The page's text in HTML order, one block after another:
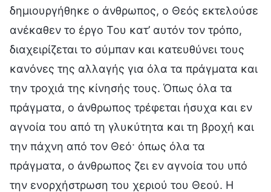
δημιουργήθηκε ο άνθρωπος, ο Θεός εκτελούσε
ανέκαθεν το έργο Του κατ’ αυτόν τον τρόπο,
διαχειρίζεται το σύμπαν και κατευθύνει τους
κανόνες της αλλαγής για όλα τα πράγματα και
την τροχιά της κίνησής τους. Όπως όλα τα
πράγματα, ο άνθρωπος τρέφεται ήσυχα και εν
αγνοία του από τη γλυκύτητα και τη βροχή και
την πάχνη από τον Θεό· όπως όλα τα
πράγματα, ο άνθρωπος ζει εν αγνοία του υπό
την ενορχήστρωση του χεριού του Θεού. Η